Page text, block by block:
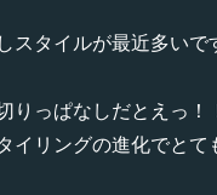
スタイルが最近多いで
りっぱなしだとえっ
イリングの進化でとて